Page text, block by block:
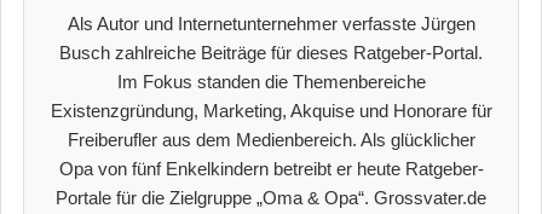
Als Autor und Internetunternehmer verfasste Jürgen
Busch zahlreiche Beiträge für dieses Ratgeber-Portal.
Im Fokus standen die Themenbereiche
Existenzgründung, Marketing, Akquise und Honorare für
Freiberufler aus dem Medienbereich. Als glücklicher
Opa von fünf Enkelkindern betreibt er heute Ratgeber-
Portale für die Zielgruppe „Oma & Opa“. Grossvater.de